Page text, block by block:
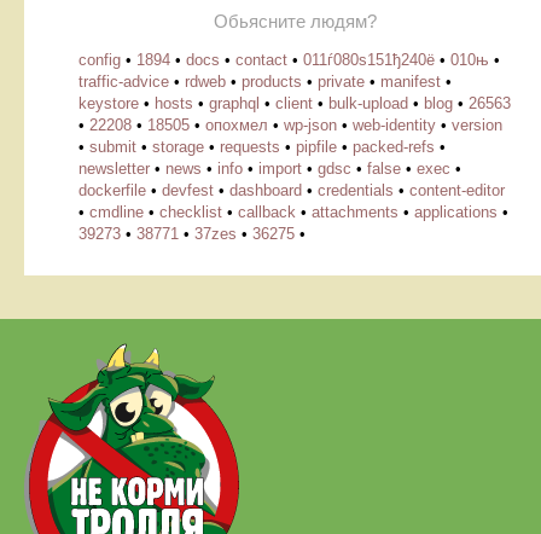
Обьясните людям?
config • 1894 • docs • contact • 011ѓ080ѕ151ђ240ё • 010њ •
traffic-advice • rdweb • products • private • manifest •
keystore • hosts • graphql • client • bulk-upload • blog • 26563
• 22208 • 18505 • опохмел • wp-json • web-identity • version
• submit • storage • requests • pipfile • packed-refs •
newsletter • news • info • import • gdsc • false • exec •
dockerfile • devfest • dashboard • credentials • content-editor
• cmdline • checklist • callback • attachments • applications •
39273 • 38771 • 37zes • 36275 •